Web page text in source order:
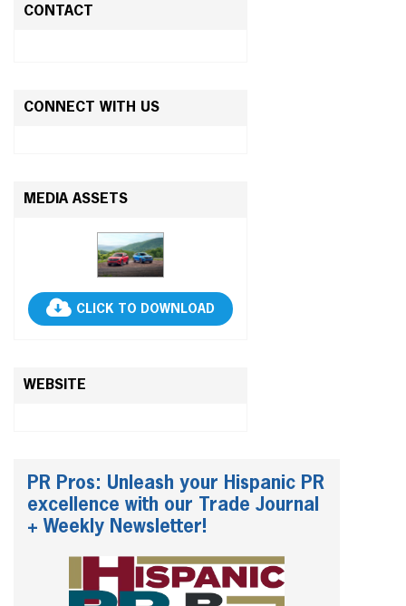
CONTACT
CONNECT WITH US
MEDIA ASSETS
CLICK TO DOWNLOAD
WEBSITE
PR Pros: Unleash your Hispanic PR
excellence with our Trade Journal
+ Weekly Newsletter!